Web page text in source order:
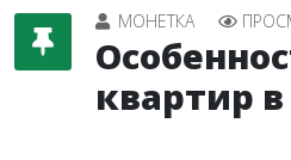
МОНЕТКА
квартир